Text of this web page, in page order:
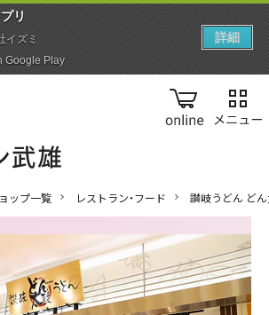
online
ップ一覧 レストラン・フード 讃岐うどん ど
リ‬
イズミ
Google Play
詳細